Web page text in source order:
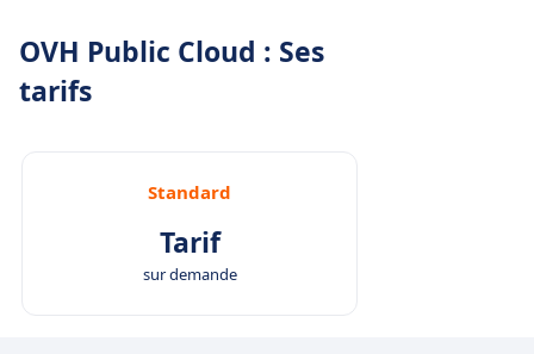
OVH Public Cloud : Ses
tarifs
Standard
Tarif
sur demande